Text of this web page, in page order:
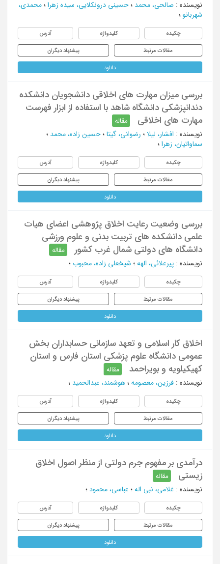
نویسنده : صالحی، محمد ؛ حسینی درونکلایی، سیده زهرا ؛ محمدی،
شهربانو ؛
چکیده کلیدواژه آدرس
مقالات مرتبط پیشنهاد دیگران
دانلود
بررسی میزان مهارت های اخلاقی دانشجویان دانشکده
دندانپزشکی دانشگاه شاهد با استفاده از ابزار فهرست
مهارت های اخلاقی
مقاله
نویسنده : افشار، لیلا ؛ رضوانی، گیتا ؛ حسین زاده، محمد ؛
سماواتیان، زهرا ؛
چکیده کلیدواژه آدرس
مقالات مرتبط پیشنهاد دیگران
دانلود
بررسی وضعیت رعایت اخلاق پژوهشی اعضای هیات
علمی دانشکده های تربیت بدنی و علوم ورزشی
دانشگاه های دولتی شمال غرب کشور
مقاله
نویسنده : پیرعلائی، الهه ؛ شیخعلی زاده، محبوب ؛
چکیده کلیدواژه آدرس
مقالات مرتبط پیشنهاد دیگران
دانلود
اخلاق کار اسلامی و تعهد سازمانی حسابداران بخش
عمومی دانشگاه علوم پزشکی استان فارس و استان
کهیکیلویه و بویراحمد
مقاله
نویسنده : فرزین، معصومه ؛ هوشمند، عبدالحمید ؛
چکیده کلیدواژه آدرس
مقالات مرتبط پیشنهاد دیگران
دانلود
درآمدی بر مفهوم جرم دولتی از منظر اصول اخلاق
زیستی
مقاله
نویسنده : غلامی، نبی اله ؛ عباسی، محمود ؛
چکیده کلیدواژه آدرس
مقالات مرتبط پیشنهاد دیگران
دانلود